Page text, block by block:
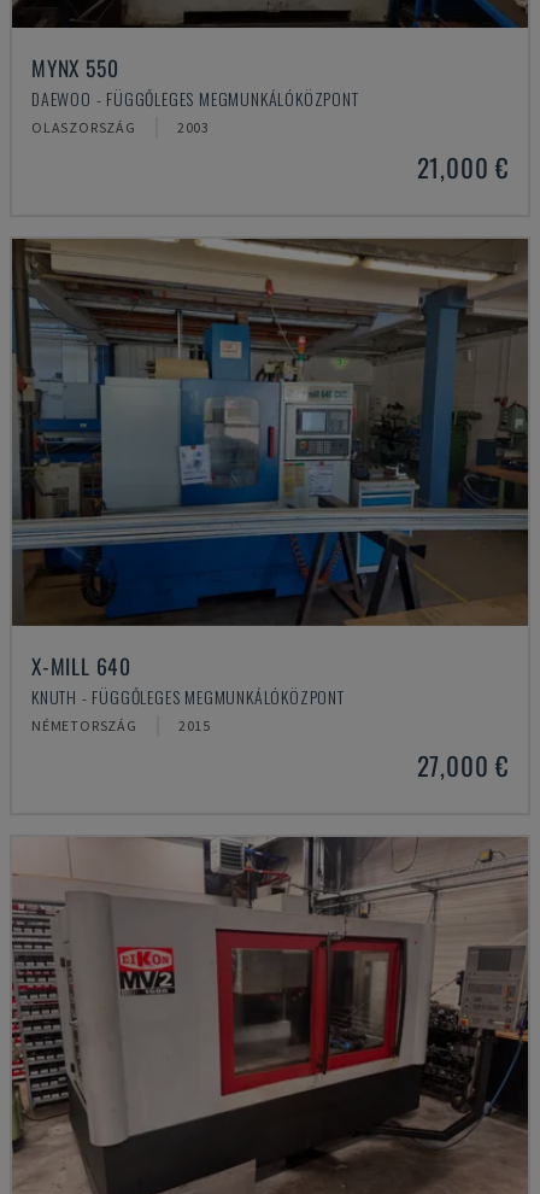
MYNX 550
DAEWOO - FÜGGŐLEGES MEGMUNKÁLÓKÖZPONT
OLASZORSZÁG 2003
21,000 €
X-MILL 640
KNUTH - FÜGGŐLEGES MEGMUNKÁLÓKÖZPONT
NÉMETORSZÁG 2015
27,000 €